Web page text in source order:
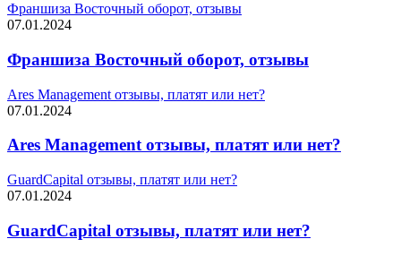
Франшиза Восточный оборот, отзывы
07.01.2024
Франшиза Восточный оборот, отзывы
Ares Management отзывы, платят или нет?
07.01.2024
Ares Management отзывы, платят или нет?
GuardCapital отзывы, платят или нет?
07.01.2024
GuardCapital отзывы, платят или нет?